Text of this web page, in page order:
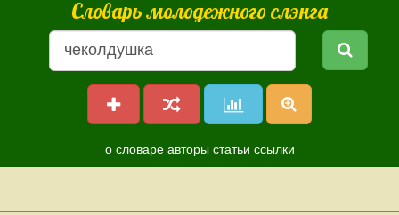
Словарь молодежного слэнга
о словаре авторы статьи ссылки